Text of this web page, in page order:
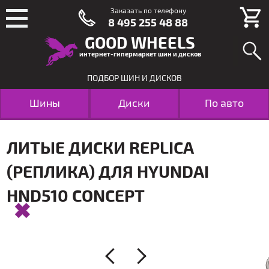
GOOD WHEELS
интернет-гипермаркет шин и дисков
ПОДБОР ШИН И ДИСКОВ
Шины Диски По авто
ЛИТЫЕ ДИСКИ REPLICA
(РЕПЛИКА) ДЛЯ HYUNDAI
HND510 CONCEPT
Заказать по телефону
8 495 255 48 88